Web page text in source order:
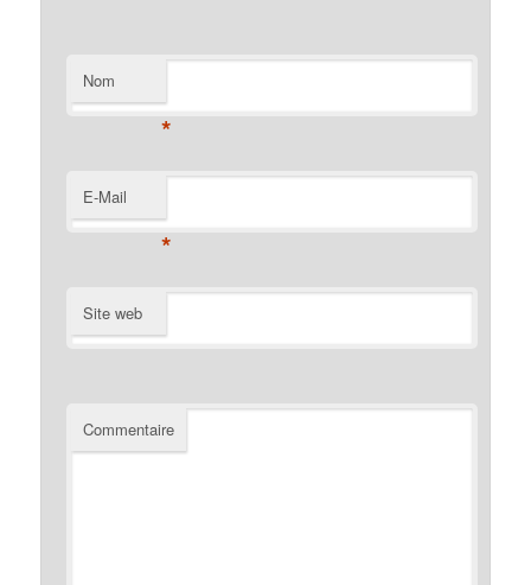
Nom
*
E-Mail
*
Site web
Commentaire